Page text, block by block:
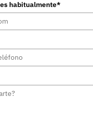
habitualmente*